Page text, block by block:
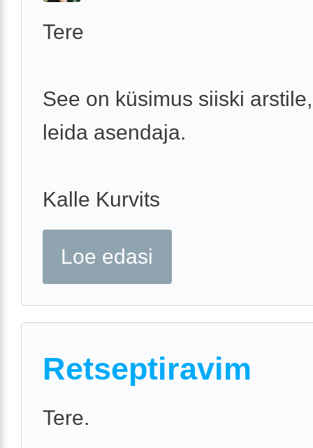
Tere
See on küsimus siiski
leida asendaja.
Kalle Kurvits
Loe edasi
Retseptiravim
Tere.